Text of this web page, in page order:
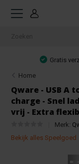
Gratis
Home
Qware - USB A
charge - Snel
vrij - Extra
Merk:
Bekijk alles Speelgoed